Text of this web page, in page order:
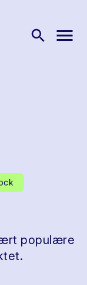
search menu
populære